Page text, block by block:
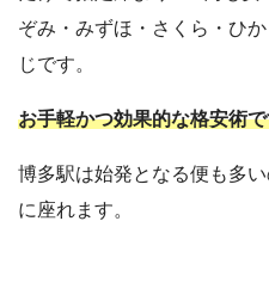
ぞみ・みずほ・さくら・ひ
じです。
お手軽かつ効果的な格安術
博多駅は始発となる便も多
に座れます。